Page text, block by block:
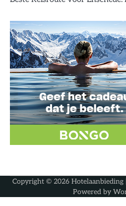
Copyright © 2026 Hotelaanbieding
Powered by